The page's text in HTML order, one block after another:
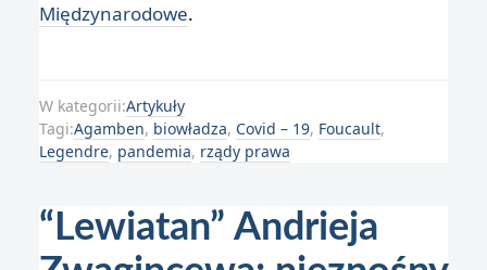
Międzynarodowe.
W kategorii:Artykuły
Tagi:Agamben, biowładza, Covid – 19, Foucault,
Legendre, pandemia, rządy prawa
“Lewiatan” Andrieja